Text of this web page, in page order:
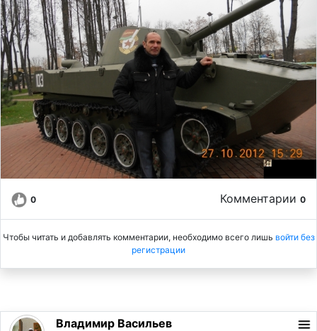
0 Комментарии 0
Чтобы читать и добавлять комментарии, необходимо всего лишь войти без
регистрации
Владимир Васильев